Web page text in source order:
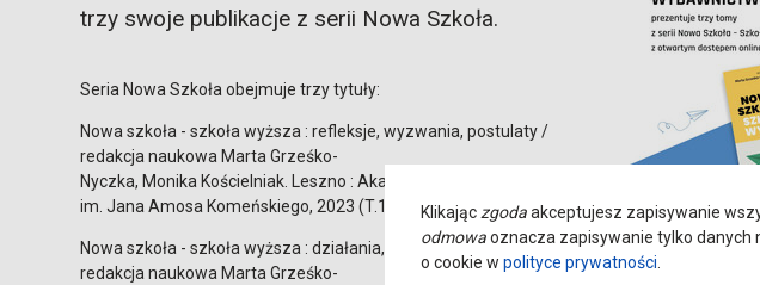
trzy swoje publikacje z serii Nowa Szkoła.
Seria Nowa Szkoła obejmuje trzy tytuły:
Nowa szkoła - szkoła wyższa : refleksje, wyzwania, postulaty /
redakcja naukowa Marta Grześko-
Nyczka, Monika Kościelniak. Leszno : Akademia Nauk Stosowanych
im. Jana Amosa Komeńskiego, 2023 (T.1)
Nowa szkoła - szkoła wyższa : działania, pytania, odkrycia /
redakcja naukowa Marta Grześko-
Klikając zgodaakceptujesz zapisywanie
odmowaoznacza zapisywanie tylko danych
o cookie w polityce prywatności